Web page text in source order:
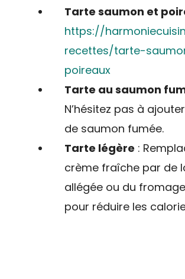
Tarte saumon et
https://
recettes/tarte-
poireaux
Tarte au saumon
N’hésitez pas à
de saumon fumée.
Tarte légère :
crème fraîche par de
allégée ou du
pour réduire les